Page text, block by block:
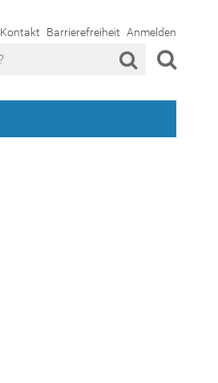
Kontakt Barrierefreiheit Anmelden